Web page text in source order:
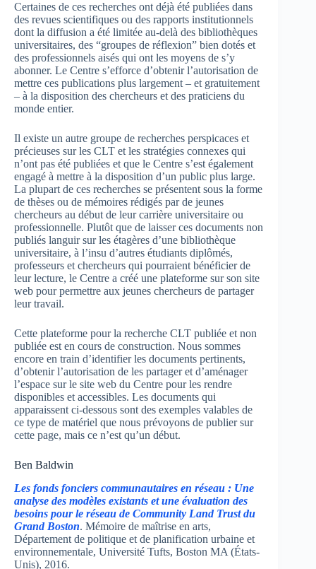
Certaines de ces recherches ont déjà été publiées dans
des revues scientifiques ou des rapports institutionnels
dont la diffusion a été limitée au-delà des bibliothèques
universitaires, des “groupes de réflexion” bien dotés et
des professionnels aisés qui ont les moyens de s’y
abonner. Le Centre s’efforce d’obtenir l’autorisation de
mettre ces publications plus largement – et gratuitement
– à la disposition des chercheurs et des praticiens du
monde entier.
Il existe un autre groupe de recherches perspicaces et
précieuses sur les CLT et les stratégies connexes qui
n’ont pas été publiées et que le Centre s’est également
engagé à mettre à la disposition d’un public plus large.
La plupart de ces recherches se présentent sous la forme
de thèses ou de mémoires rédigés par de jeunes
chercheurs au début de leur carrière universitaire ou
professionnelle. Plutôt que de laisser ces documents non
publiés languir sur les étagères d’une bibliothèque
universitaire, à l’insu d’autres étudiants diplômés,
professeurs et chercheurs qui pourraient bénéficier de
leur lecture, le Centre a créé une plateforme sur son site
web pour permettre aux jeunes chercheurs de partager
leur travail.
Cette plateforme pour la recherche CLT publiée et non
publiée est en cours de construction. Nous sommes
encore en train d’identifier les documents pertinents,
d’obtenir l’autorisation de les partager et d’aménager
l’espace sur le site web du Centre pour les rendre
disponibles et accessibles. Les documents qui
apparaissent ci-dessous sont des exemples valables de
ce type de matériel que nous prévoyons de publier sur
cette page, mais ce n’est qu’un début.
Ben Baldwin
Les fonds fonciers communautaires en réseau : Une
analyse des modèles existants et une évaluation des
besoins pour le réseau de Community Land Trust du
Grand Boston. Mémoire de maîtrise en arts,
Département de politique et de planification urbaine et
environnementale, Université Tufts, Boston MA (États-
Unis), 2016.